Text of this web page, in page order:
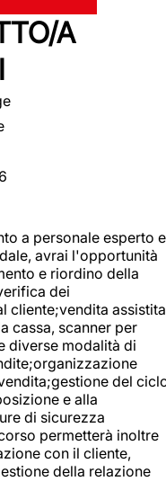
A
a personale esperto e
avrai l'opportunità
e riordino della
dei
cliente;vendita assistita
cassa, scanner per
diverse modalità di
del
e alla
di sicurezza
permetterà inoltre
con il cliente,
della relazione